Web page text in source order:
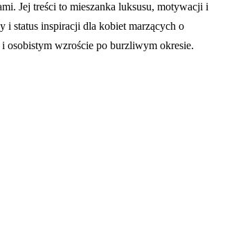
Jej treści to mieszanka luksusu, motywacji i
i status inspiracji dla kobiet marzących o
osobistym wzroście po burzliwym okresie.